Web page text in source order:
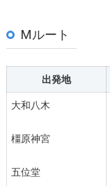
Mルート
出発地
大和八木
橿原神宮
五位堂